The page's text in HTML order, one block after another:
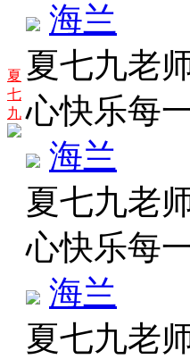
夏
七
九
海兰
夏七九老
心快乐每
海兰
夏七九老
心快乐每
海兰
夏七九老